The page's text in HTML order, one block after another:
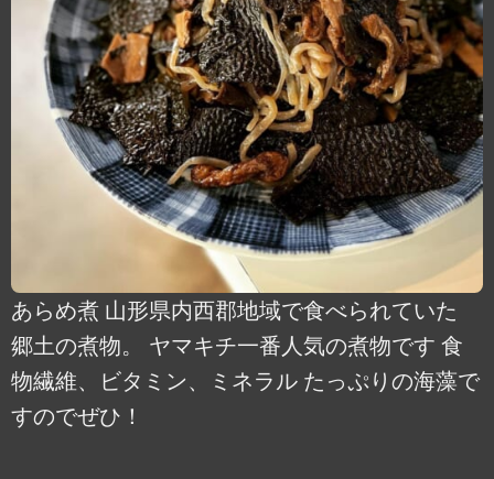
あらめ煮 山形県内西郡地域で食べられていた
郷土の煮物。 ヤマキチ一番人気の煮物です 食
物繊維、ビタミン、ミネラル たっぷりの海藻で
すのでぜひ！